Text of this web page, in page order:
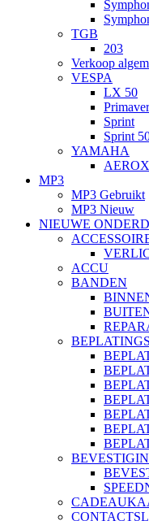
TGB
203
Verkoop
VESPA
LX 50
Sprint
Sprint
YAMAHA
AEROX
MP3
MP3 Gebruikt
MP3 Nieuw
NIEUWE
ACCU
BANDEN